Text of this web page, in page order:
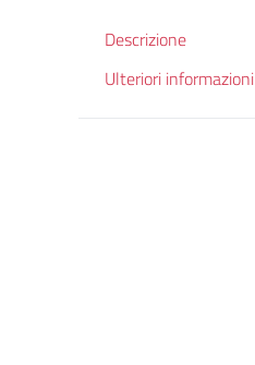
Descrizione
Ulteriori informazioni